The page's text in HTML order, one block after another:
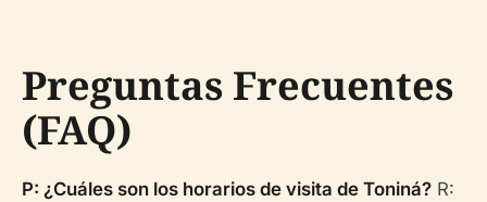
Preguntas Frecuentes
(FAQ)
P: ¿Cuáles son los horarios de visita de Toniná? R: